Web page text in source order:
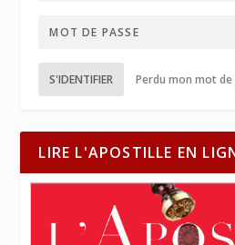
S'IDENTIFIER Perdu mon mot de
LIRE L'APOSTILLE EN